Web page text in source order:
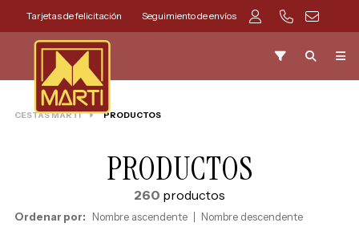
Tarjetas de felicitación Seguimiento de envíos
CESTAS MARTI PRODUCTOS
PRODUCTOS
260 productos
Ordenar por: Nombre ascendente Nombre descendente